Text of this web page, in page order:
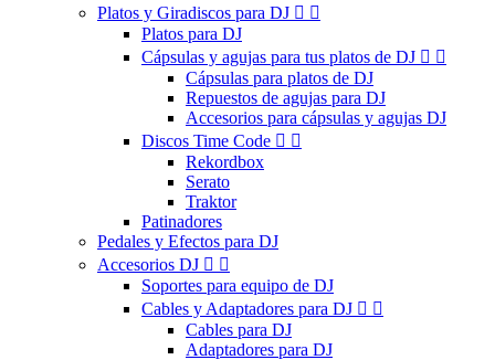
Platos y Giradiscos para DJ  
Platos para DJ
Cápsulas y agujas para tus platos de DJ  
Cápsulas para platos de DJ
Repuestos de agujas para DJ
Accesorios para cápsulas y agujas DJ
Discos Time Code  
Rekordbox
Serato
Traktor
Patinadores
Pedales y Efectos para DJ
Accesorios DJ  
Soportes para equipo de DJ
Cables y Adaptadores para DJ  
Cables para DJ
Adaptadores para DJ